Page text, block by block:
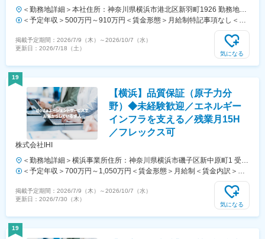
＜勤務地詳細＞本社住所：神奈川県横浜市港北区新羽町1926 勤務地最
寄駅：横浜市営地下鉄ブルーライン線／新羽駅受動喫煙対策：屋内全面
＜予定年収＞500万円～910万円＜賃金形態＞月給制特記事項なし＜賃
金内訳＞月額（基本給）：266,114円～402,343円その他固定手当/月：
35,886円～48,657円＜月給＞302,000円～451,000円＜昇給有無＞有＜
残業手当＞有＜給与補足＞※上記想定年収に住宅手当（10,000円/月）を
て上下する可能性があります。月給(月額)は固定手当を含めた表記で
す。
掲載予定期間： 2026/7/9（木） ～2026/10/7（水）
更新日： 2026/7/18（土）
気になる
19
【横浜】品質保証（原子力分
野）◆未経験歓迎／エネルギー
インフラを支える／残業月15H
／フレックス可
株式会社IHI
＜勤務地詳細＞横浜事業所住所：神奈川県横浜市磯子区新中原町1 受動
喫煙対策：屋内喫煙可能場所あり変更の範囲：会社の定める事業所（リ
＜予定年収＞700万円～1,050万円＜賃金形態＞月給制＜賃金内訳＞月
額（基本給）：375,900円～501,200円＜月給＞375,900円～501,200円
＜昇給有無＞有＜残業手当＞有＜給与補足＞※経験・能力・年齢を考慮
し、当社規定により決定します。金額を保証するものではありません。
掲載予定期間： 2026/7/9（木） ～2026/10/7（水）
更新日： 2026/7/30（木）
気になる
19